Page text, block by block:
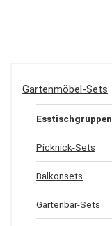
Gartenmöbel-Sets
Esstischgruppen
Picknick-Sets
Balkonsets
Gartenbar-Sets